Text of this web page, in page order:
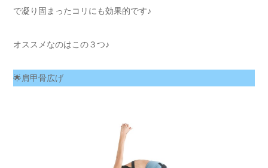
で凝り固まったコリにも効果的です♪
オススメなのはこの３つ♪
🌟肩甲骨広げ